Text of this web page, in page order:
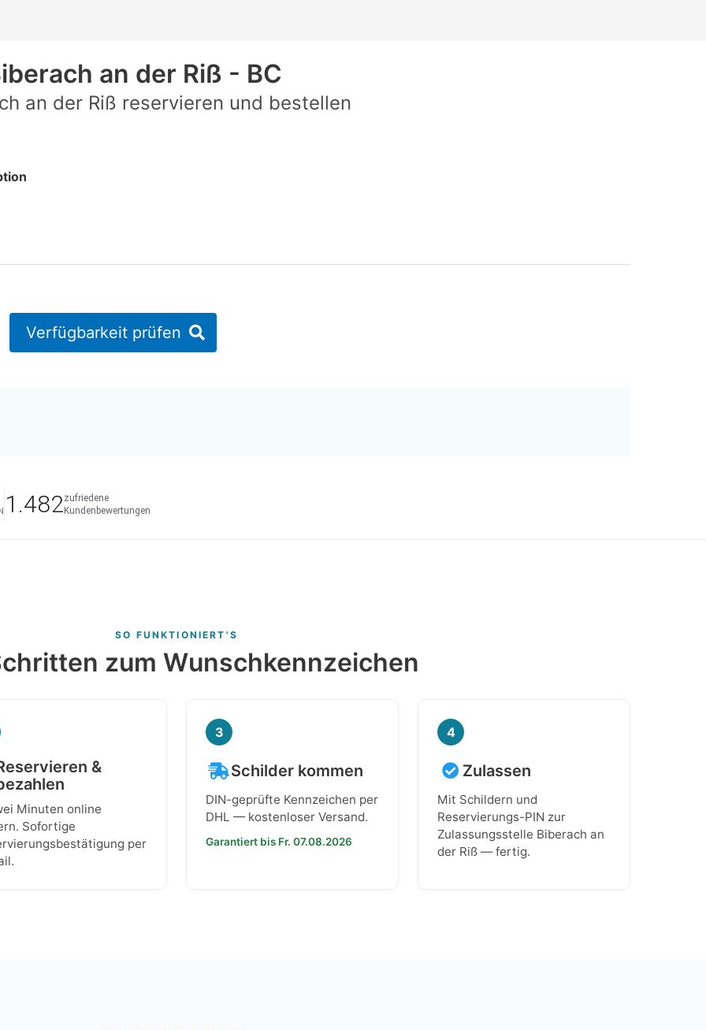
an der Riß - BC
an der Riß reservieren und bestellen
Verfügbarkeit prüfen
1.482zufriedene
Kundenbewertungen
SO FUNKTIONIERT'S
zum Wunschkennzeichen
&
Minuten online
Sofortige
per
3
Schilder kommen
DIN-geprüfte Kennzeichen per
DHL — kostenloser Versand.
Garantiert bis Fr. 07.08.2026
4
Zulassen
Mit Schildern und
Reservierungs-PIN zur
Zulassungsstelle Biberach an
der Riß — fertig.